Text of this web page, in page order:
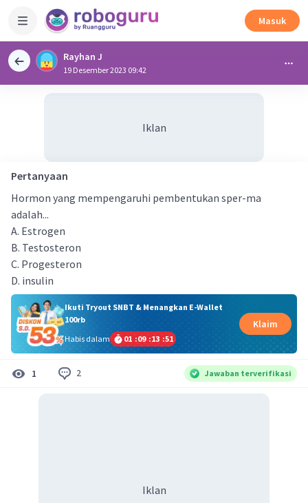
Masuk
Rayhan J
19 Desember 2023 09:42
Iklan
Pertanyaan
Hormon yang mempengaruhi pembentukan sper-ma
adalah...
A. Estrogen
B. Testosteron
C. Progesteron
D. insulin
Ikuti Tryout SNBT & Menangkan E-Wallet
100rb
Habis dalam
01 :09 :13 :51
Klaim
1 2 Jawaban terverifikasi
Iklan